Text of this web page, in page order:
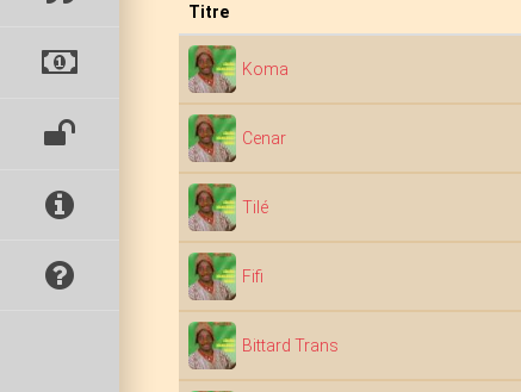
Titre
Koma
Cenar
Tilé
Fifi
Bittard Trans